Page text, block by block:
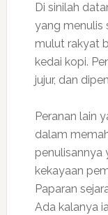
Di sinilah
yang menulis
mulut rakyat
kedai kopi.
jujur, dan
Peranan lain
dalam
penulisannya
kekayaan
Paparan
Ada kalanya